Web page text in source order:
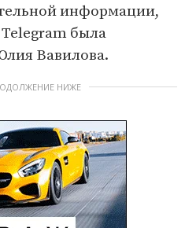
информации,
была
Вавилова.
НИЖЕ